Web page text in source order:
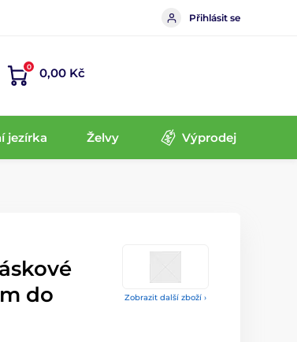
Přihlásit se
0 0,00 Kč
jezírka Želvy Výprodej
Zobrazit další zboží ›
do